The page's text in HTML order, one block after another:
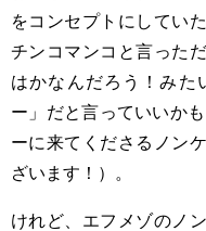
をコンセプトにしてい
チンコマンコと言った
はかなんだろう！みた
ー」だと言っていいか
ーに来てくださるノン
ざいます！）。
けれど、エフメゾのノ